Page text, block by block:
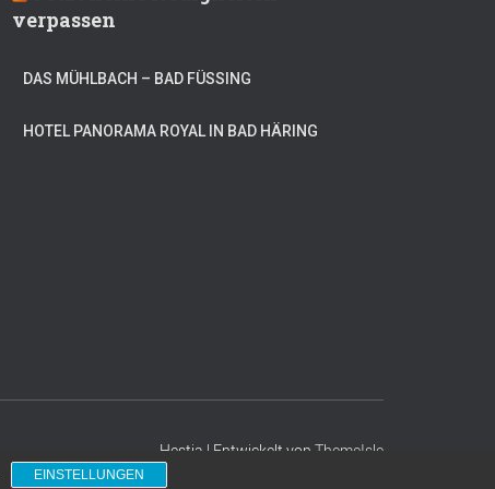
verpassen
DAS MÜHLBACH – BAD FÜSSING
HOTEL PANORAMA ROYAL IN BAD HÄRING
Hestia | Entwickelt von ThemeIsle
EINSTELLUNGEN